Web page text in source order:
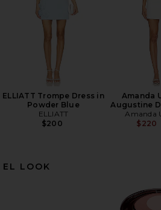
ELLIATT Trompe Dress in
Powder Blue
ELLIATT
$200
Amanda
Augustine
Amanda
$220
EL LOOK